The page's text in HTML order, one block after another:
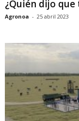
¿Quién dijo
Agronoa - 25 abril 2023